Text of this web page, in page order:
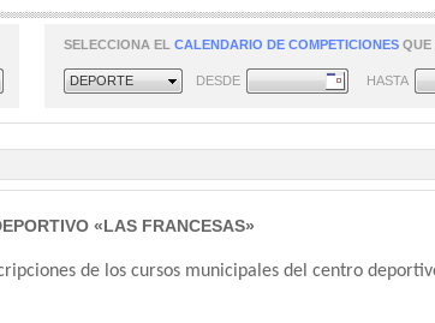
SELECCIONA EL CALENDARIO DE COMPETICIONES QUE
DEPORTE DESDE HASTA
«LAS FRANCESAS»
de los cursos municipales del centro